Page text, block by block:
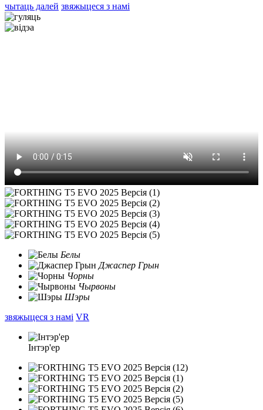
чытаць далей звяжыцеся з намі
Белы
Джаспер Грын
Чорны
Чырвоны
Шэры
звяжыцеся з намі VR
Інтэр'ер